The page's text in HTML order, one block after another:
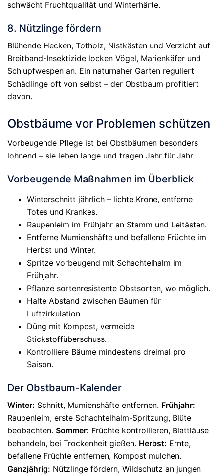
schwächt Fruchtqualität und Winterhärte.
8. Nützlinge fördern
Blühende Hecken, Totholz, Nistkästen und Verzicht auf
Breitband-Insektizide locken Vögel, Marienkäfer und
Schlupfwespen an. Ein naturnaher Garten reguliert
Schädlinge oft von selbst – der Obstbaum profitiert
davon.
Obstbäume vor Problemen schützen
Vorbeugende Pflege ist bei Obstbäumen besonders
lohnend – sie leben lange und tragen Jahr für Jahr.
Vorbeugende Maßnahmen im Überblick
Winterschnitt jährlich – lichte Krone, entferne
Totes und Krankes.
Raupenleim im Frühjahr an Stamm und Leitästen.
Entferne Mumienshäfte und befallene Früchte im
Herbst und Winter.
Spritze vorbeugend mit Schachtelhalm im
Frühjahr.
Pflanze sortenresistente Obstsorten, wo möglich.
Halte Abstand zwischen Bäumen für
Luftzirkulation.
Düng mit Kompost, vermeide
Stickstoffüberschuss.
Kontrolliere Bäume mindestens dreimal pro
Saison.
Der Obstbaum-Kalender
Winter: Schnitt, Mumienshäfte entfernen. Frühjahr:
Raupenleim, erste Schachtelhalm-Spritzung, Blüte
beobachten. Sommer: Früchte kontrollieren, Blattläuse
behandeln, bei Trockenheit gießen. Herbst: Ernte,
befallene Früchte entfernen, Kompost mulchen.
Ganzjährig: Nützlinge fördern, Wildschutz an jungen